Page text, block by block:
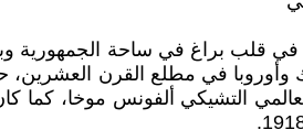
براغ في ساحة الجمهورية
التشيكي ألفونس موخا، كما